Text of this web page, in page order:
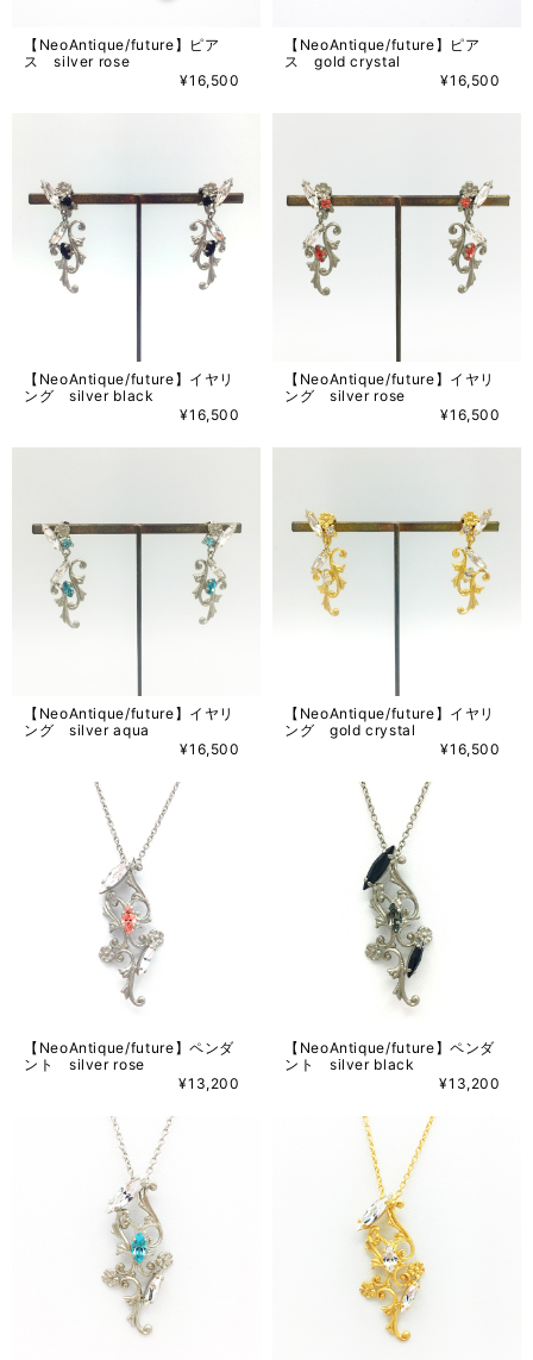
【NeoAntique/future】ピア
ス silver rose
¥16,500
【NeoAntique/future】ピア
ス gold crystal
¥16,500
【NeoAntique/future】イヤリ
ング silver black
¥16,500
【NeoAntique/future】イヤリ
ング silver rose
¥16,500
【NeoAntique/future】イヤリ
ング silver aqua
¥16,500
【NeoAntique/future】イヤリ
ング gold crystal
¥16,500
【NeoAntique/future】ペンダ
ント silver rose
¥13,200
【NeoAntique/future】ペンダ
ント silver black
¥13,200